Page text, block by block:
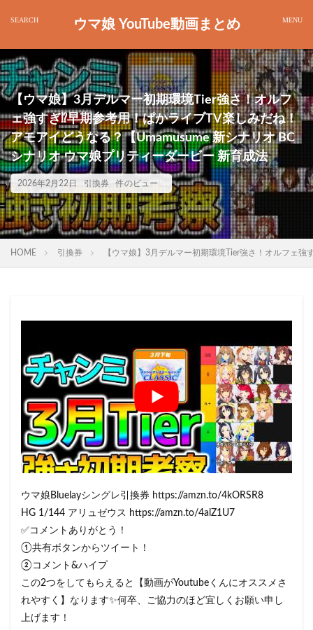
ウマ娘 YouTube動画まとめ
【ウマ娘】3月デルマー初期環境Tier強さ！オルフ
ェ強すぎ⁉早期参考用！ぱかライブTV楽しみだね！
アモアイどうなる？【Umamusume 新シナリオ BC
シナリオ ウマ娘プリティーダービー 新育成法
2026年2月22日 引換券 件のビュー
HOME 引換券 【ウマ娘】3月デルマー初期環境Tier強さ！オルフェ
ウマ娘Bluelayシングレ引換券 https://amzn.to/4kORSR8
HG 1/144 アリュゼウス https://amzn.to/4alZ1U7
✅コメントありがとう！
①共有ボタンからツイート！
②コメント&ハイプ
この2つをしてもらえると【動画がYoutubeくんにオススメさ
れやすく】なります✨何卒、ご協力のほど宜しくお願い申し
上げます！